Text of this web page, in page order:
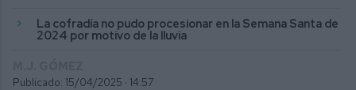
La cofradía no pudo procesionar en la Semana Santa de
2024 por motivo de la lluvia
Publicado: 15/04/2025 · 14:57